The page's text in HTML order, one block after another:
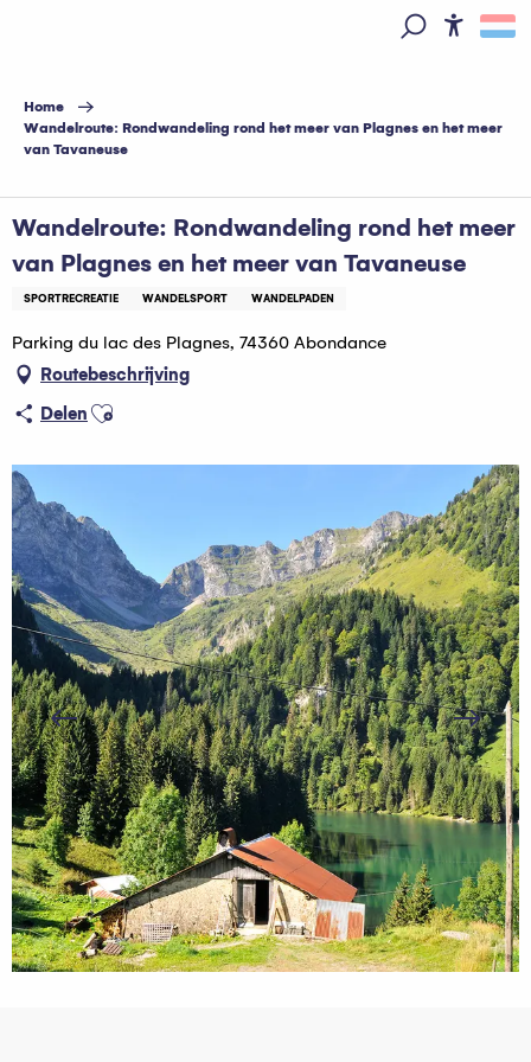
principal
Home
Wandelroute: Rondwandeling rond het meer van Plagnes en het meer
van Tavaneuse
Wandelroute: Rondwandeling rond het meer
van Plagnes en het meer van Tavaneuse
SPORTRECREATIE WANDELSPORT WANDELPADEN
Parking du lac des Plagnes, 74360 Abondance
Routebeschrijving
Delen Ajouter aux favoris